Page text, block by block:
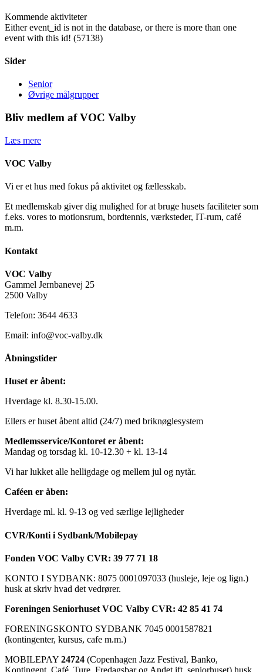
Kommende aktiviteter
Either event_id is not in the database, or there is more than one
event with this id! (57138)
Sider
Senior
Øvrige målgrupper
Bliv medlem af VOC Valby
Læs mere
VOC Valby
Vi er et hus med fokus på aktivitet og fællesskab.
Et medlemskab giver dig mulighed for at bruge husets faciliteter som
f.eks. vores to motionsrum, bordtennis, værksteder, IT-rum, café
m.m.
Kontakt
VOC Valby
Gammel Jernbanevej 25
2500 Valby
Telefon: 3644 4633
Email: info@voc-valby.dk
Åbningstider
Huset er åbent:
Hverdage kl. 8.30-15.00.
Ellers er huset åbent altid (24/7) med briknøglesystem
Medlemsservice/Kontoret er åbent:
Mandag og torsdag kl. 10-12.30 + kl. 13-14
Vi har lukket alle helligdage og mellem jul og nytår.
Caféen er åben:
Hverdage ml. kl. 9-13 og ved særlige lejligheder
CVR/Konti i Sydbank/Mobilepay
Fonden VOC Valby CVR: 39 77 71 18
KONTO I SYDBANK: 8075 0001097033 (husleje, leje og lign.)
husk at skriv hvad det vedrører.
Foreningen Seniorhuset VOC Valby CVR: 42 85 41 74
FORENINGSKONTO SYDBANK 7045 0001587821
(kontingenter, kursus, cafe m.m.)
MOBILEPAY 24724 (Copenhagen Jazz Festival, Banko,
Kontingent, Café, Ture, Fredagsbar og Andet ift. seniorhuset) husk